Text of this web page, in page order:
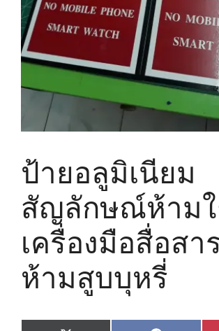
ป้ายอลูมิเนียม
สัญลักษณ์ห้าม
เครื่องมือสื่อสา
ห้ามสูบบุหรี่